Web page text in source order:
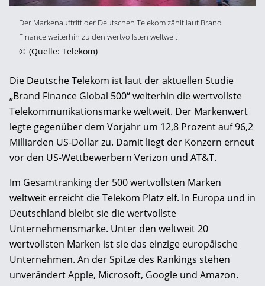
Der Markenauftritt der Deutschen Telekom zählt laut Brand
Finance weiterhin zu den wertvollsten weltweit
© (Quelle: Telekom)
Die Deutsche Telekom ist laut der aktuellen Studie
„Brand Finance Global 500“ weiterhin die wertvollste
Telekommunikationsmarke weltweit. Der Markenwert
legte gegenüber dem Vorjahr um 12,8 Prozent auf 96,2
Milliarden US-Dollar zu. Damit liegt der Konzern erneut
vor den US-Wettbewerbern Verizon und AT&T.
Im Gesamtranking der 500 wertvollsten Marken
weltweit erreicht die Telekom Platz elf. In Europa und in
Deutschland bleibt sie die wertvollste
Unternehmensmarke. Unter den weltweit 20
wertvollsten Marken ist sie das einzige europäische
Unternehmen. An der Spitze des Rankings stehen
unverändert Apple, Microsoft, Google und Amazon.